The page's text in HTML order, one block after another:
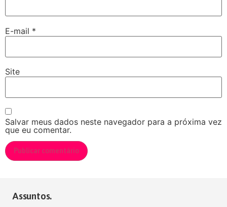
E-mail *
Site
Salvar meus dados neste navegador para a próxima vez
que eu comentar.
Assuntos.